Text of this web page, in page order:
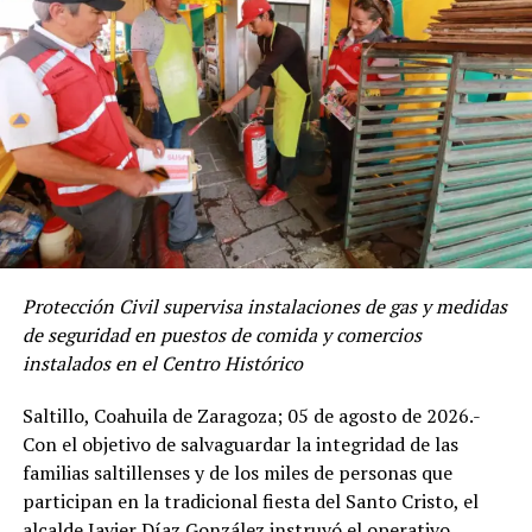
Las presentaciones de La Nueva Generación de José Luis
Jr. y Fuego Indio marcaron el cierre de las actividades en
familias y visitantes disfrutaron del ambiente que se
vivió a lo largo de la jornada.
disfrutó de juegos mecánicos, activaciones, zonas de
fotografía, áreas de videojuegos, concursos de
habilidades futbolísticas, espacios gastronómicos, venta
de souvenirs y torneos deportivos de fútbol 7, fútbol
Protección Civil supervisa instalaciones de gas y medidas
de seguridad en puestos de comida y comercios
instalados en el Centro Histórico
Saltillo, Coahuila de Zaragoza; 05 de agosto de 2026.-
Con el objetivo de salvaguardar la integridad de las
familias saltillenses y de los miles de personas que
participan en la tradicional fiesta del Santo Cristo, el